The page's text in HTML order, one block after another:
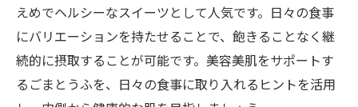
えめでヘルシーなスイーツとして人気です。日々の食事
にバリエーションを持たせることで、飽きることなく継
続的に摂取することが可能です。美容美肌をサポートす
るごまとうふを、日々の食事に取り入れるヒントを活用